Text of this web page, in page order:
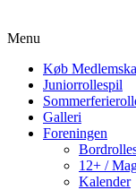
Menu
Køb
Juniorrollespil
Galleri
Foreningen
12+ /
Kalender